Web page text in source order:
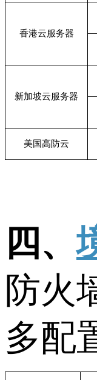
香港云服务器
新加坡云服务器
美国高防云
四、
防火
多配